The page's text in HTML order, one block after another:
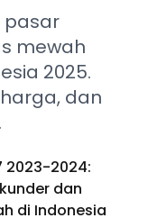
pasar
mewah
2025.
dan
2023-2024:
dan
di Indonesia